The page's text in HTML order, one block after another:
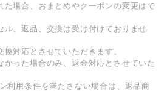
た場合、おまとめやクーポンの変更はで
ル、返品、交換は受け付けておりませ
換対応とさせていただきます。
かった場合のみ、返金対応とさせていた
利用条件を満たさない場合は、返品商